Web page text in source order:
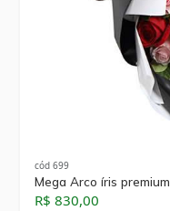
cód 699
Mega Arco íris premium
R$ 830,00